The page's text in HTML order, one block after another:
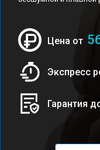
Цена от
Экспресс
Гарантия